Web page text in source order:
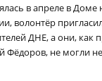
в апреле в Доме
волонтёр
ДНЕ, а они, как
Фёдоров, не могли